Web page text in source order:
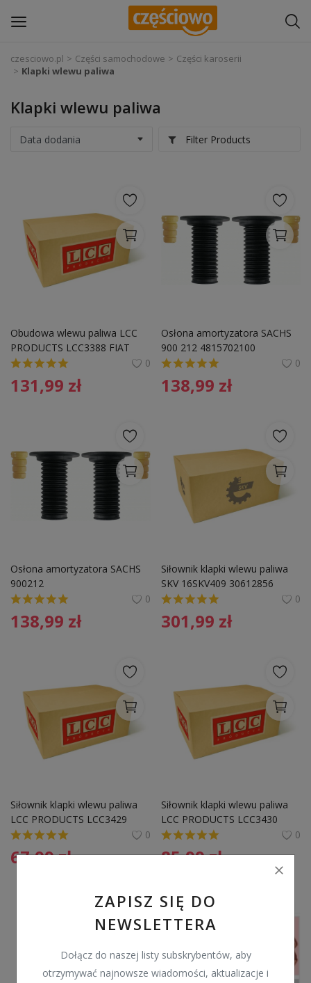
Zaloguj się
Zarejestruj
Wyposażenie i akcesoria samochodowe
Narzędzia i sprzęt warsztatowy
Chemia
Opony i felgi
Wyprzedaż
Schowek
PLN (zł)
Language
English Polski
ZAPISZ SIĘ DO
NEWSLETTERA
Dołącz do naszej listy subskrybentów, aby
otrzymywać najnowsze wiadomości, aktualizacje i
czesciowo.pl Części samochodowe
Części karoserii
Klapki wlewu paliwa
Klapki wlewu paliwa
Filter Products
Obudowa wlewu paliwa LCC
PRODUCTS LCC3388 FIAT
0
131,99 zł
Osłona amortyzatora SACHS
900 212 4815702100
0
138,99 zł
Osłona amortyzatora SACHS
900212
0
138,99 zł
Siłownik klapki wlewu paliwa
SKV 16SKV409 30612856
VOLVO S80 V70 S60 V70
0
301,99 zł
Siłownik klapki wlewu paliwa
LCC PRODUCTS LCC3429
5N0810773F VW
0
67,99zł
Siłownik klapki wlewu paliwa
LCC PRODUCTS LCC3430
8K0862153H AUDI A4 Q5
0
85,99zł